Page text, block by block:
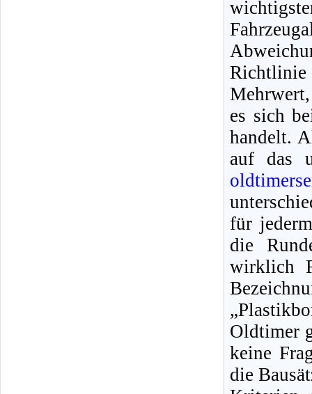
Richtlinie
es sich
handelt.
auf das
für
die
wirklich
Oldtimer
keine
die